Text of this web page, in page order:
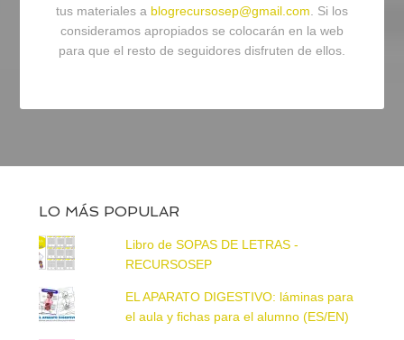
tus materiales a blogrecursosep@gmail.com. Si los
consideramos apropiados se colocarán en la web
para que el resto de seguidores disfruten de ellos.
LO MÁS POPULAR
Libro de SOPAS DE LETRAS -
RECURSOSEP
EL APARATO DIGESTIVO: láminas para
el aula y fichas para el alumno (ES/EN)